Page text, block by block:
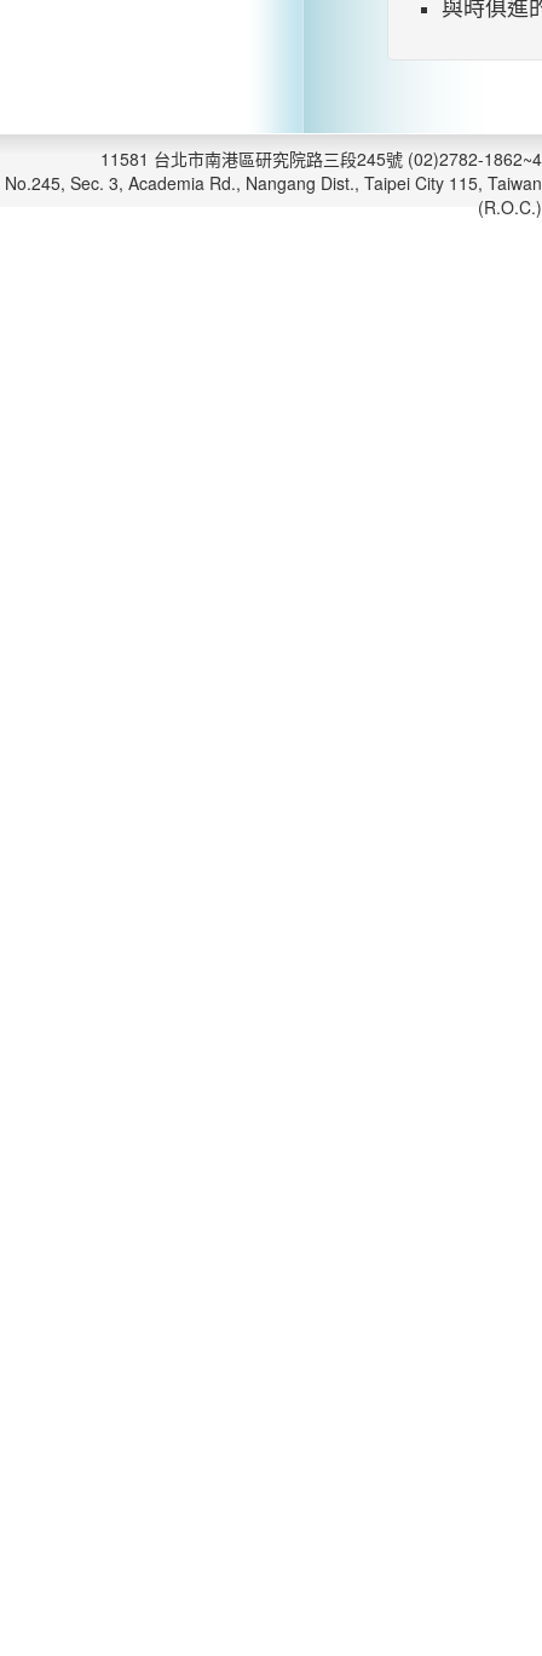
與時俱進
11581 台北市南港區研究院路三段245號 (02)2782-1862~4
No.245, Sec. 3, Academia Rd., Nangang Dist., Taipei City 115, Taiwan
(R.O.C.)